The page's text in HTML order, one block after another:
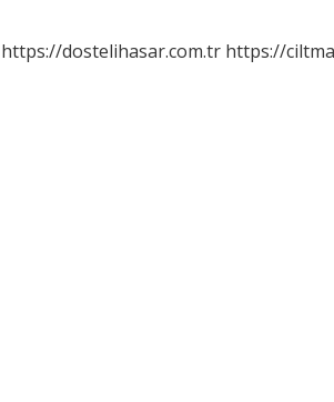
https://dostelihasar.com.tr https://